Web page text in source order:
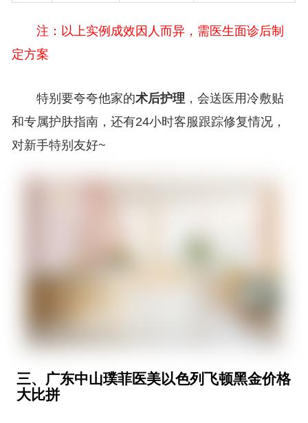
注：以上实例成效因人而异，需医生面诊后制
定方案
特别要夸夸他家的术后护理 ，会送医用冷敷贴
和专属护肤指南，还有24小时客服跟踪修复情况，
对新手特别友好~
三、广东中山璞菲医美以色列飞顿黑金价格
大比拼